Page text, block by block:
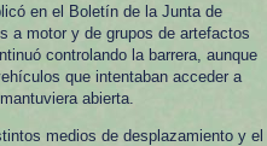
en el Boletín de la Junta de
a motor y de grupos de artefactos
controlando la barrera, aunque
que intentaban acceder a
abierta.
medios de desplazamiento y el